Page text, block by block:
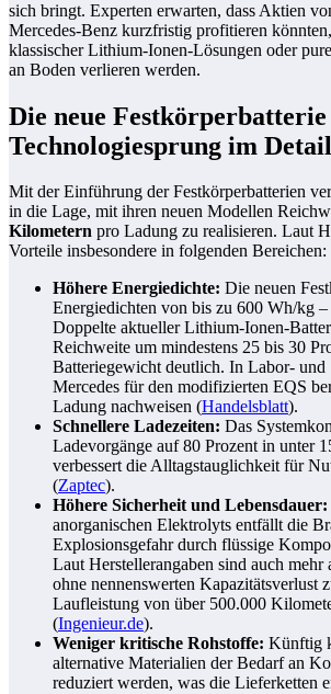
sich bringt. Experten erwarten, dass Aktien
Mercedes-Benz kurzfristig profitieren
klassischer Lithium-Ionen-Lösungen oder
an Boden verlieren werden.
Die neue Festkörperbatterie
Technologiesprung im Detail
Mit der Einführung der Festkörperbatterien
in die Lage, mit ihren neuen Modellen
Kilometern pro Ladung zu realisieren. Laut
Vorteile insbesondere in folgenden Bereichen:
Höhere Energiedichte: Die neuen
Energiedichten von bis zu 600 Wh/kg –
Doppelte aktueller Lithium-Ionen-
Reichweite um mindestens 25 bis 30
Batteriegewicht deutlich. In Labor- und
Mercedes für den modifizierten EQS
Ladung nachweisen (Handelsblatt).
Schnellere Ladezeiten: Das
Ladevorgänge auf 80 Prozent in unter
verbessert die Alltagstauglichkeit für
(Zaptec).
Höhere Sicherheit und Lebensdauer:
anorganischen Elektrolyts entfällt die
Explosionsgefahr durch flüssige
Laut Herstellerangaben sind auch
ohne nennenswerten Kapazitätsverlust
Laufleistung von über 500.000
(Ingenieur.de).
Weniger kritische Rohstoffe: Künftig
alternative Materialien der Bedarf an
reduziert werden, was die Lieferketten